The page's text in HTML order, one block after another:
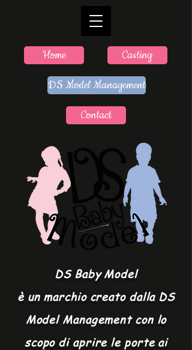
Home Casting
DS Model Management
Contact
DS Baby Model
è un marchio creato dalla DS
Model Management con lo
scopo di aprire le porte ai